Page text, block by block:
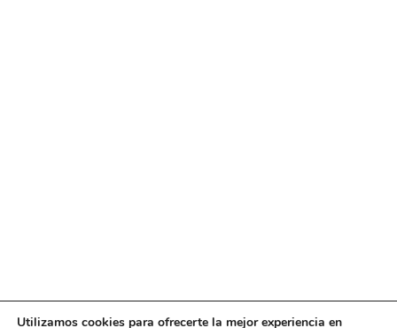
Utilizamos cookies para ofrecerte la mejor experiencia en